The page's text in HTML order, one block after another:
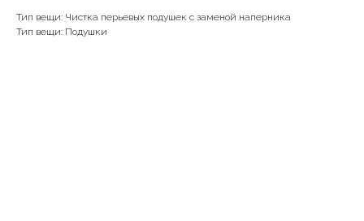
Тип вещи: Чистка перьевых подушек с заменой наперника
Тип вещи: Подушки